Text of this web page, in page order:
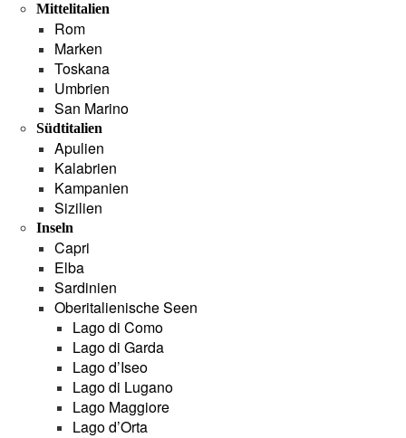
Mittelitalien
Rom
Marken
Toskana
Umbrien
San Marino
Südtitalien
Apulien
Kalabrien
Kampanien
Sizilien
Inseln
Capri
Elba
Sardinien
Oberitalienische Seen
Lago di Como
Lago di Garda
Lago d’Iseo
Lago di Lugano
Lago Maggiore
Lago d’Orta